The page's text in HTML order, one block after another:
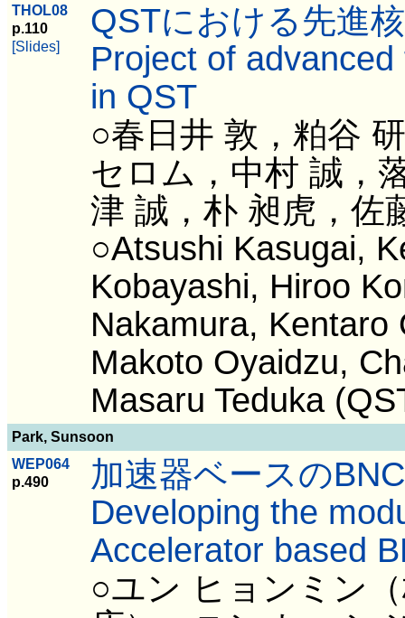
THOL08
p.110
[Slides]
QSTにおける先進
Project of
in QST
○春日井 敦，粕谷
セロム，中村 誠，
津 誠，朴 昶虎，佐
○Atsushi Kasugai,
Kobayashi, Hiroo
Nakamura, Kentaro
Makoto Oyaidzu,
Masaru Teduka
Park, Sunsoon
WEP064
p.490
加速器ベースの
Developing the
Accelerator based
○ユン ヒョンミン